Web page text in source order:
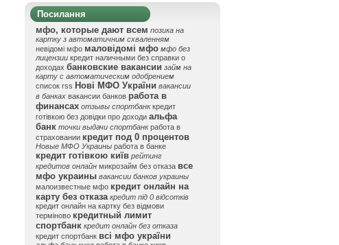
Посилання
мфо, которые дают всем позика на
картку з автоматичним схваленням
невідомі мфо маловідомі мфо мфо без
лицензии кредит наличными без справки о
доходах банковские вакансии займ на
карту с автоматическим одобрением
список rss Нові МФО України вакансии
в банках вакансии банков работа в
финансах отзывы спортбанк кредит
готівкою без довідки про доходи альфа
банк точки выдачи спортбанк работа в
страховании кредит под 0 процентов
Новые МФО Украины работа в банке
кредит готівкою київ рейтинг
кредитов онлайн микрозайм без отказа все
мфо украины вакансии банков украины
малоизвестные мфо кредит онлайн на
карту без отказа кредит під 0 відсотків
кредит онлайн на картку без відмови
терміново кредитный лимит
спортбанк кредит онлайн без отказа
кредит спортбанк всі мфо україни